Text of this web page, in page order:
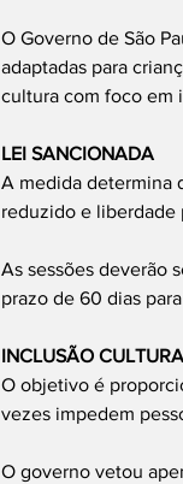
O Governo de São
adaptadas para
cultura com foco em
LEI SANCIONADA
A medida determina
reduzido e liberdade
As sessões deverão
prazo de 60 dias
INCLUSÃO
O objetivo é
vezes impedem
O governo vetou